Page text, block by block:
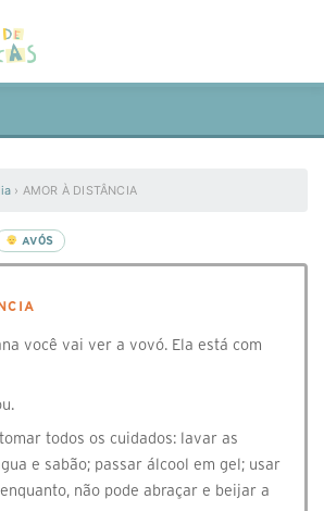
› AMOR À DISTÂNCIA
AVÓS
você vai ver a vovó. Ela está com
todos os cuidados: lavar as
e sabão; passar álcool em gel; usar
não pode abraçar e beijar a